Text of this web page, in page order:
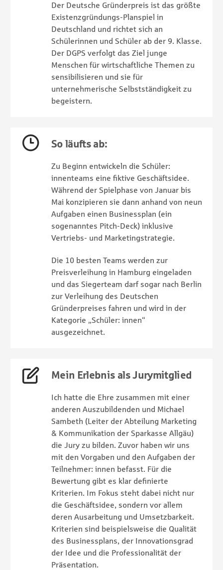
Der Deutsche Gründerpreis ist das größte
Existenzgründungs-Planspiel in
Deutschland und richtet sich an
Schülerinnen und Schüler ab der 9. Klasse.
Der DGPS verfolgt das Ziel junge
Menschen für wirtschaftliche Themen zu
sensibilisieren und sie für
unternehmerische Selbstständigkeit zu
begeistern.
So läufts ab:
Zu Beginn entwickeln die Schüler:
innenteams eine fiktive Geschäftsidee.
Während der Spielphase von Januar bis
Mai konzipieren sie dann anhand von neun
Aufgaben einen Businessplan (ein
sogenanntes Pitch-Deck) inklusive
Vertriebs- und Marketingstrategie.
Die 10 besten Teams werden zur
Preisverleihung in Hamburg eingeladen
und das Siegerteam darf sogar nach Berlin
zur Verleihung des Deutschen
Gründerpreises fahren und wird in der
Kategorie „Schüler: innen“
ausgezeichnet.
Mein Erlebnis als Jurymitglied
Ich hatte die Ehre zusammen mit einer
anderen Auszubildenden und Michael
Sambeth (Leiter der Abteilung Marketing
& Kommunikation der Sparkasse Allgäu)
die Jury zu bilden. Zuvor haben wir uns
mit den Vorgaben und den Aufgaben der
Teilnehmer: innen befasst. Für die
Bewertung gibt es klar definierte
Kriterien. Im Fokus steht dabei nicht nur
die Geschäftsidee, sondern vor allem
deren Ausarbeitung und Umsetzbarkeit.
Kriterien sind beispielsweise die Qualität
des Businessplans, der Innovationsgrad
der Idee und die Professionalität der
Präsentation.